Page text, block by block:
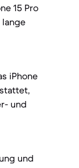
15 Pro
iPhone
und
und